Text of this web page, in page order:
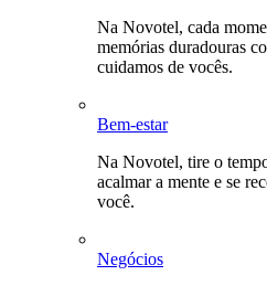
Na Novotel, cada
memórias duradouras
cuidamos de vocês.
Bem-estar
Na Novotel, tire o
acalmar a mente e se
você.
Negócios